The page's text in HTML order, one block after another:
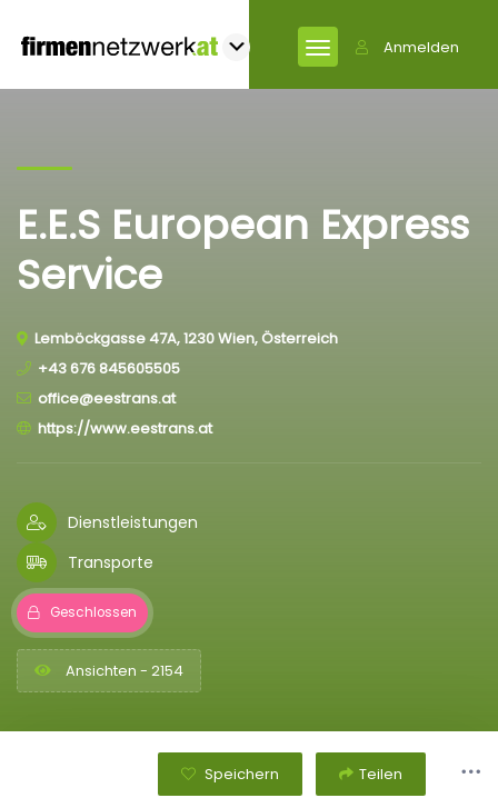
Anmelden
E.E.S European Express
Service
Lemböckgasse 47A, 1230 Wien, Österreich
+43 676 845605505
office@eestrans.at
https://www.eestrans.at
Dienstleistungen
Transporte
Geschlossen
Ansichten - 2154
Speichern Teilen